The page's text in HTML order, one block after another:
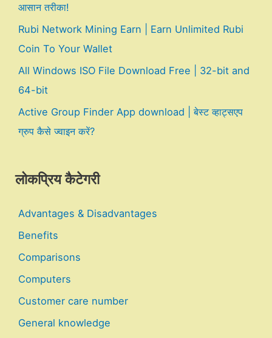
आसान तरीका!
Rubi Network Mining Earn | Earn Unlimited Rubi
Coin To Your Wallet
All Windows ISO File Download Free | 32-bit and
64-bit
Active Group Finder App download | बेस्ट व्हाट्सएप
ग्रुप कैसे ज्वाइन करें?
लोकप्रिय कैटेगरी
Advantages & Disadvantages
Benefits
Comparisons
Computers
Customer care number
General knowledge